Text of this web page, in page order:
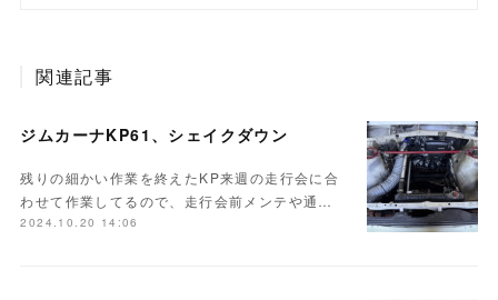
関連記事
ジムカーナKP61、シェイクダウン
残りの細かい作業を終えたKP来週の走行会に合
わせて作業してるので、走行会前メンテや通…
2024.10.20 14:06